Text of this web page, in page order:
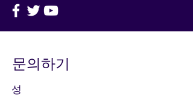
문의하기
성